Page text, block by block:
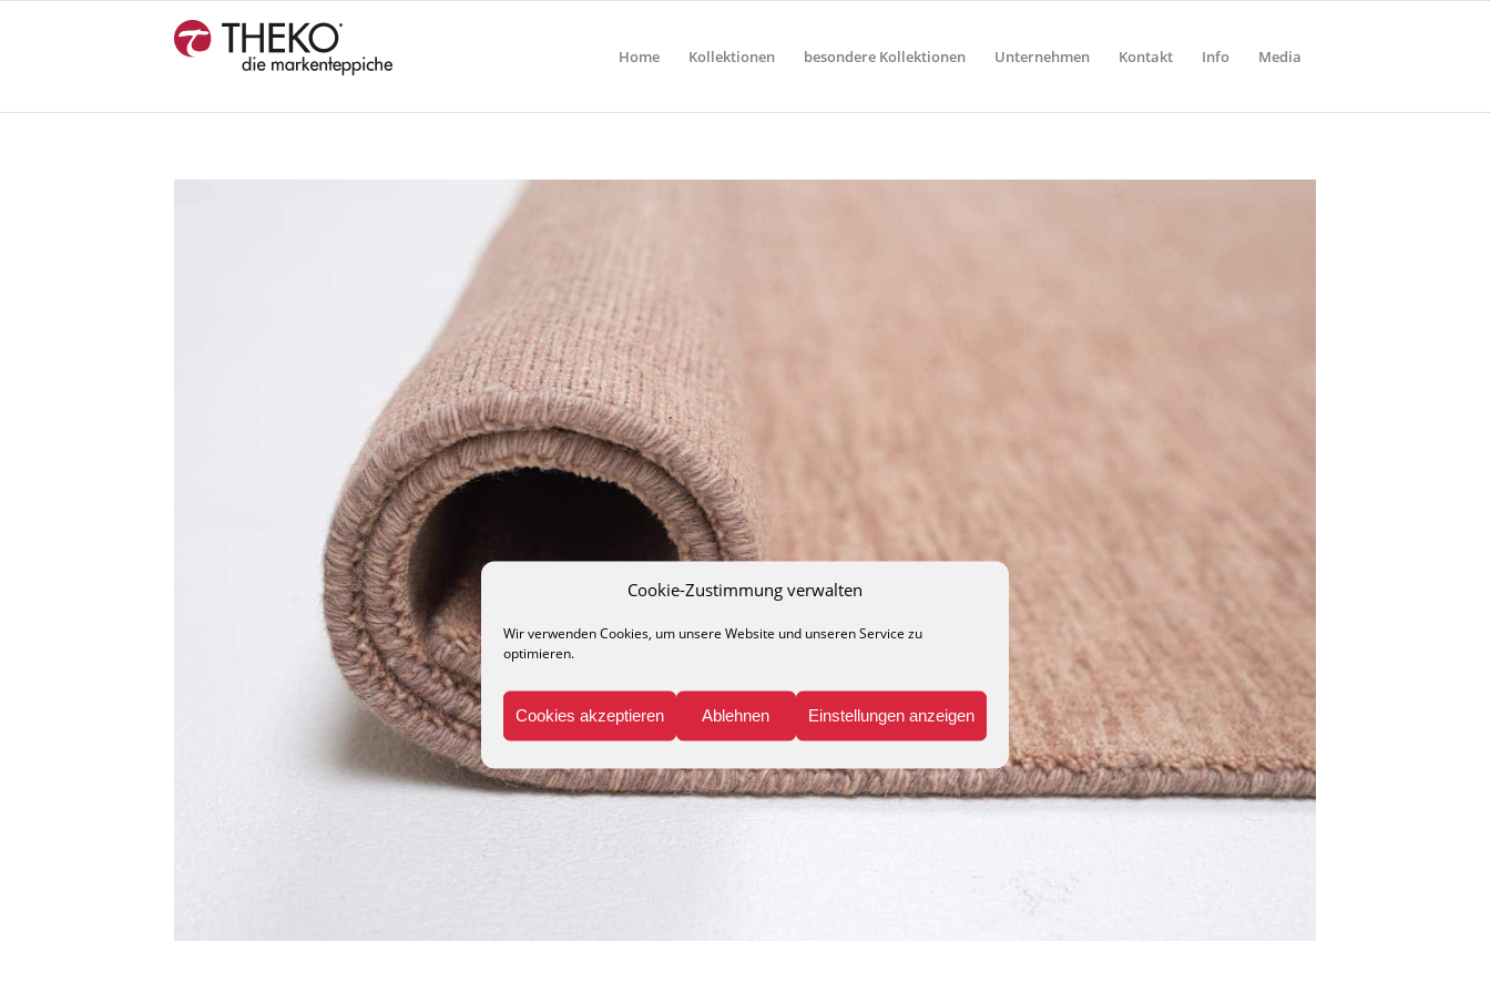
Cookie-Zustimmung verwalten
Wir verwenden Cookies, um unsere Website und unseren Service zu
optimieren.
Cookies akzeptieren Ablehnen Einstellungen anzeigen
Home Kollektionen besondere Kollektionen Unternehmen Kontakt Info Media